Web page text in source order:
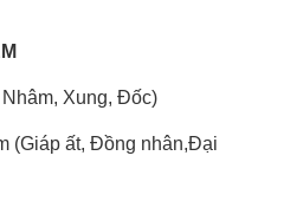
Xung, Đốc)
(Giáp ất, Đồng nhân,Đại